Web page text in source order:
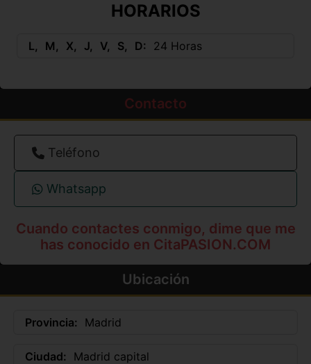
HORARIOS
L M X J V S D 24 Horas
Contacto
Teléfono
Whatsapp
Cuando contactes conmigo, dime que me
has conocido en CitaPASION.COM
Ubicación
Provincia: Madrid
Ciudad: Madrid capital